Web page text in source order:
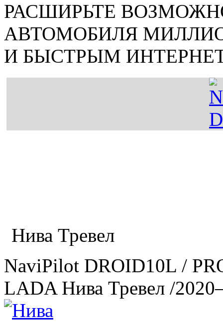
РАСШИРЬТЕ
АВТОМОБИЛЯ
И БЫСТРЫМ
Нива Тревел
NaviPilot DROID10L /
LADA Нива Тревел /